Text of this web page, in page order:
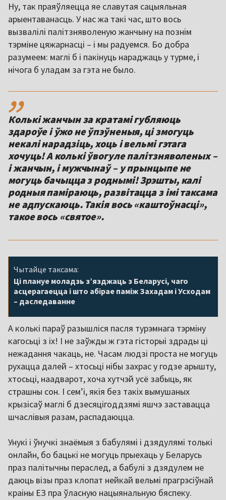
Ну, так праяўляецца яе славутая сацыяльная
арыентаванасць. У нас жа такі час, што вось
вызвалілі палітзняволеную жанчыну на познім
тэрміне цяжарнасці – і мы радуемся. Бо добра
разумеем: маглі б і пакінуць нараджаць у турме, і
нічога б уладам за гэта не было.
,,
Колькі жанчын за кратамі губляюць
здароўе і ўжо не ўпэўненыя, ці змогуць
некалі нарадзіць, хоць і вельмі гэтага
хочуць! А колькі ўвогуле палітзняволеных –
і жанчын, і мужчынаў – у прынцыпе не
могуць бачыцца з роднымі! Зрэшты, калі
родныя паміраюць, развітацца з імі таксама
не адпускаюць. Такія вось «каштоўнасці»,
такое вось «святое».
Чытайце таксама:
Ці плануе моладзь з’язджаць з Беларусі, чаго
асцерагаецца і што абірае паміж Захадам і Усходам
– даследаванне
А колькі параў разышліся пасля турэмнага тэрміну
кагосьці з іх! І не заўжды ж гэта гісторыі здрады ці
нежадання чакаць, не. Часам людзі проста не могуць
рухацца далей – хтосьці нібы захрас у годзе арышту,
хтосьці, наадварот, хоча хутчэй усё забыць, як
страшны сон. І сем’і, якія без такіх вымушаных
крызісаў маглі б дзесяцігоддзямі яшчэ заставацца
шчаслівыя разам, распадаюцца.
Унукі і ўнучкі знаёмыя з бабулямі і дзядулямі толькі
онлайн, бо бацькі не могуць прыехаць у Беларусь
праз палітычны пераслед, а бабулі з дзядулем не
даюць візы праз клопат нейкай вельмі прагрэсіўнай
краіны ЕЗ пра ўласную нацыянальную бяспеку.